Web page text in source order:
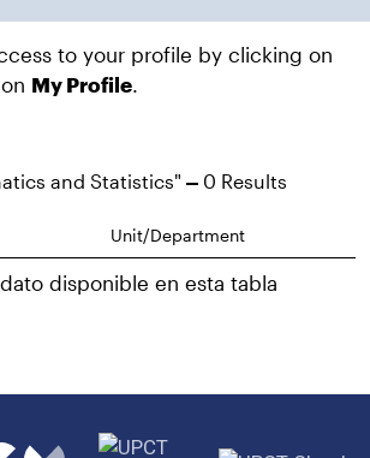
to your profile by clicking on
My Profile.
and Statistics" 0 Results
Unit/Department
disponible en esta tabla